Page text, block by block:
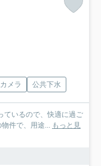
メラ 公共下水
ているので、快適に過ご
件で、用途...
もっと見